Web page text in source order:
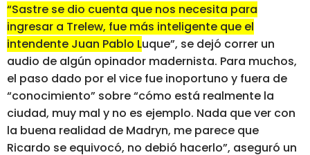
“Sastre se dio cuenta que nos necesita para
ingresar a Trelew, fue más inteligente que el
intendente Juan Pablo Luque”, se dejó correr un
audio de algún opinador madernista. Para muchos,
el paso dado por el vice fue inoportuno y fuera de
“conocimiento” sobre “cómo está realmente la
ciudad, muy mal y no es ejemplo. Nada que ver con
la buena realidad de Madryn, me parece que
Ricardo se equivocó, no debió hacerlo”, aseguró un